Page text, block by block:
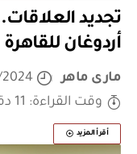
تجديد
أردوغان للقاهرة
مارى ماهر
2024
وقت القراءة: 11 دقيقة
أقرأ المزيد